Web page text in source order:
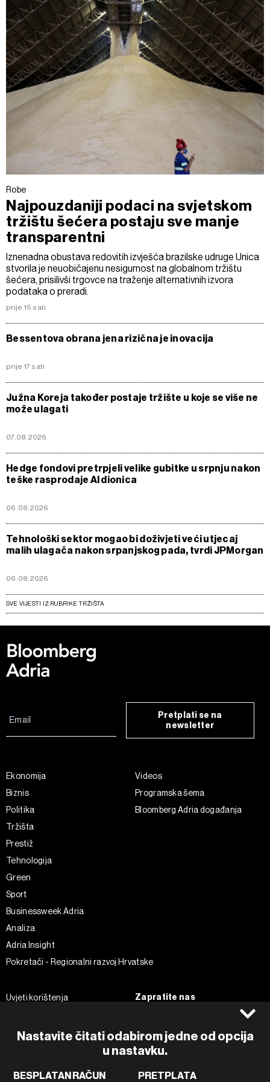
Robe
Najpouzdaniji podaci na svjetskom
tržištu šećera postaju sve manje
transparentni
Iznenadna obustava redovitih izvješća brazilske udruge Unica
stvorila je neuobičajenu nesigurnost na globalnom tržištu
šećera, prisilivši trgovce na traženje alternativnih izvora
podataka o preradi.
prije 15 sati
Bessentova obrana jena rizična je inovacija
prije 17 sati
Južna Koreja također postaje tržište u koje se više ne
može ulagati
07.08.2026
Hedge fondovi pretrpjeli velike gubitke u srpnju nakon
teške rasprodaje AI dionica
06.08.2026
Tehnološki sektor mogao bi doživjeti veći utjecaj
malih ulagača nakon srpanjskog pada, tvrdi JPMorgan
06.08.2026
SVE VIJESTI IZ RUBRIKE TRŽIŠTA
Nastavite čitati odabirom jedne od opcija
u nastavku.
BESPLATAN RAČUN PRETPLATA
Pretplati se na
newsletter
Ekonomija
Biznis
Politika
Tržišta
Prestiž
Tehnologija
Green
Sport
Businessweek Adria
Analiza
Adria Insight
Pokretači - Regionalni razvoj Hrvatske
Videos
Programska šema
Bloomberg Adria događanja
Uvjeti korištenja
Politika kolačića
Zapratite nas
Instagram
Twitter